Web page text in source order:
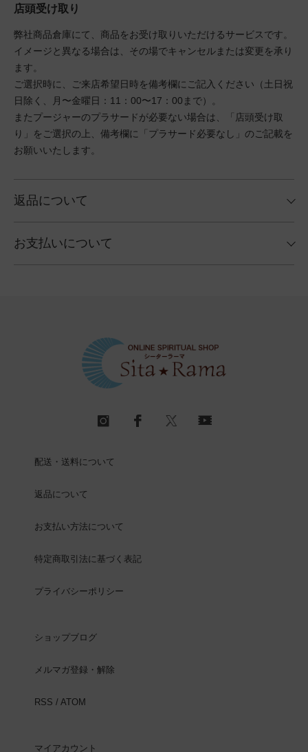
店頭受け取り
弊社商品倉庫にて、商品をお受け取りいただけるサービスです。
イメージと異なる場合は、その場でキャンセルまたは変更を承り
ます。
ご選択時に、ご来店希望日時を備考欄にご記入ください（土日祝
日除く、月〜金曜日：11：00〜17：00まで）。
またプージャーのプラサードが必要ない場合は、「店頭受け取
り」をご選択の上、備考欄に「プラサード必要なし」のご記載を
お願いいたします。
返品について
お支払いについて
配送・送料について
返品について
お支払い方法について
特定商取引法に基づく表記
プライバシーポリシー
ショップブログ
メルマガ登録・解除
RSS / ATOM
マイアカウント